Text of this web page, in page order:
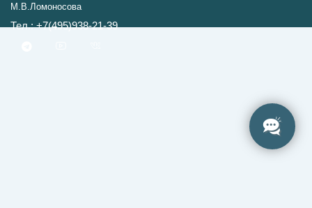
М.В.Ломоносова
Тел.: +7(495)938-21-39